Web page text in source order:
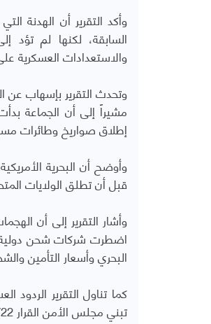
السابقة، لكنها لم
والاستعدادات العسكرية
مشيراً إلى أن الجماعة
إطلاق صواريخ وطائرات
وأوضح أن البحرية
قبل أن تطلق الولايات المتحدة في ديسمبر 2023 عملية حارس الازدهار بمشاركة
وأشار التقرير إلى أن
اضطرت شركات شحن دولية
البحري وأسعار التأمين
كما تناول التقرير الردود
تبني مجلس الأمن القرار 2722، واستهدفت مواقع إطلاق الصواريخ والطائرات المسيّرة والبنية العسكرية للجماعة داخل اليمن